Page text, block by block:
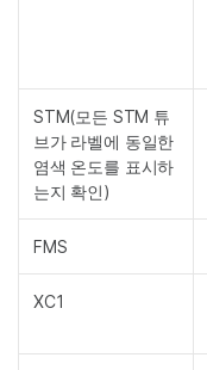
STM(모든 STM 튜
브가 라벨에 동일한
염색 온도를 표시하
는지 확인)
FMS
XC1